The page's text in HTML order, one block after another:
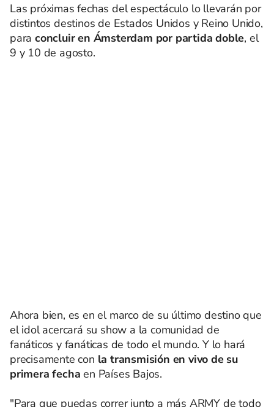
Las próximas fechas del espectáculo lo llevarán por
distintos destinos de Estados Unidos y Reino Unido,
para concluir en Ámsterdam por partida doble, el
9 y 10 de agosto.
Ahora bien, es en el marco de su último destino que
el idol acercará su show a la comunidad de
fanáticos y fanáticas de todo el mundo. Y lo hará
precisamente con la transmisión en vivo de su
primera fechaen Países Bajos.
"Para que puedas correr junto a más ARMY de todo